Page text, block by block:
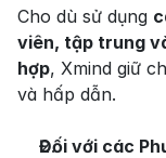
Cho dù sử dụng
viên, tập trung
hợp, Xmind giữ
và hấp dẫn.
Đối với các